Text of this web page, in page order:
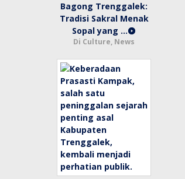
Bagong Trenggalek:
Tradisi Sakral Menak
Sopal yang …
Di Culture, News